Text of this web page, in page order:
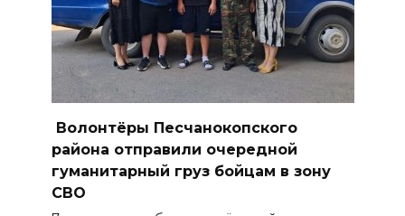
Ночью дежурными силами
ПВО перехвачены и
уничтожены 397 украинских
08 августа 2026 09:19
Более 30 БПЛА сбили ночью в
Волонтёры Песчанокопского
района отправили очередной
гуманитарный груз бойцам в зону
СВО